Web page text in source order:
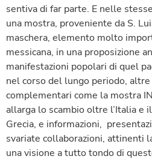
sentiva di far parte. E nelle
una mostra, proveniente da S.
maschera, elemento molto
messicana, in una proposizione
manifestazioni popolari di quel
nel corso del lungo periodo,
complementari come la mostra
allarga lo scambio oltre l’Italia e
Grecia, e informazioni,
svariate collaborazioni, attinenti
una visione a tutto tondo di